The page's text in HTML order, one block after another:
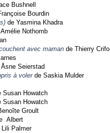
Bushnell
Bourdin
de Yasmina Khadra
Nothomb
avec maman de Thierry Crifo
Seierstad
à volerde Saskia Mulder
Susan Howatch
Susan Howatch
Groult
Albert
Lili Palmer